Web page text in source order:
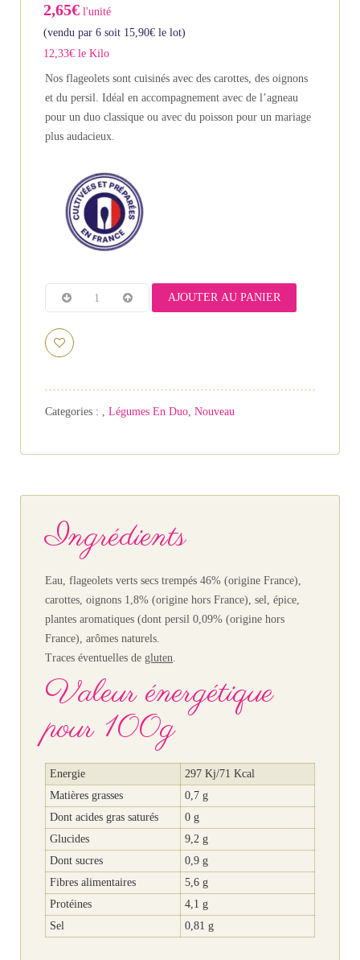
2,65€ l'unité
(vendu par 6 soit 15,90€ le lot)
12,33€ le Kilo
Nos flageolets sont cuisinés avec des carottes, des oignons
et du persil. Idéal en accompagnement avec de l’agneau
pour un duo classique ou avec du poisson pour un mariage
plus audacieux.
AJOUTER AU PANIER
Categories : , Légumes En Duo, Nouveau
Ingrédients
Eau, flageolets verts secs trempés 46% (origine France),
carottes, oignons 1,8% (origine hors France), sel, épice,
plantes aromatiques (dont persil 0,09% (origine hors
France), arômes naturels.
Traces éventuelles de gluten.
Valeur énergétique
pour 100g
Energie
297 Kj/71 Kcal
Matières grasses
0,7 g
Dont acides gras saturés
0 g
Glucides
9,2 g
Dont sucres
0,9 g
Fibres alimentaires
5,6 g
Protéines
4,1 g
Sel
0,81 g